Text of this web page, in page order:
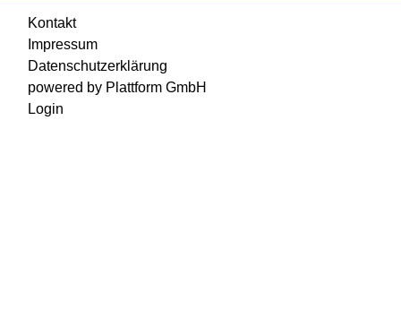
Kontakt
Impressum
Datenschutzerklärung
powered by Plattform GmbH
Login